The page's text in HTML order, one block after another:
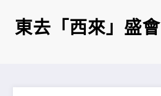
東去「西來」盛會